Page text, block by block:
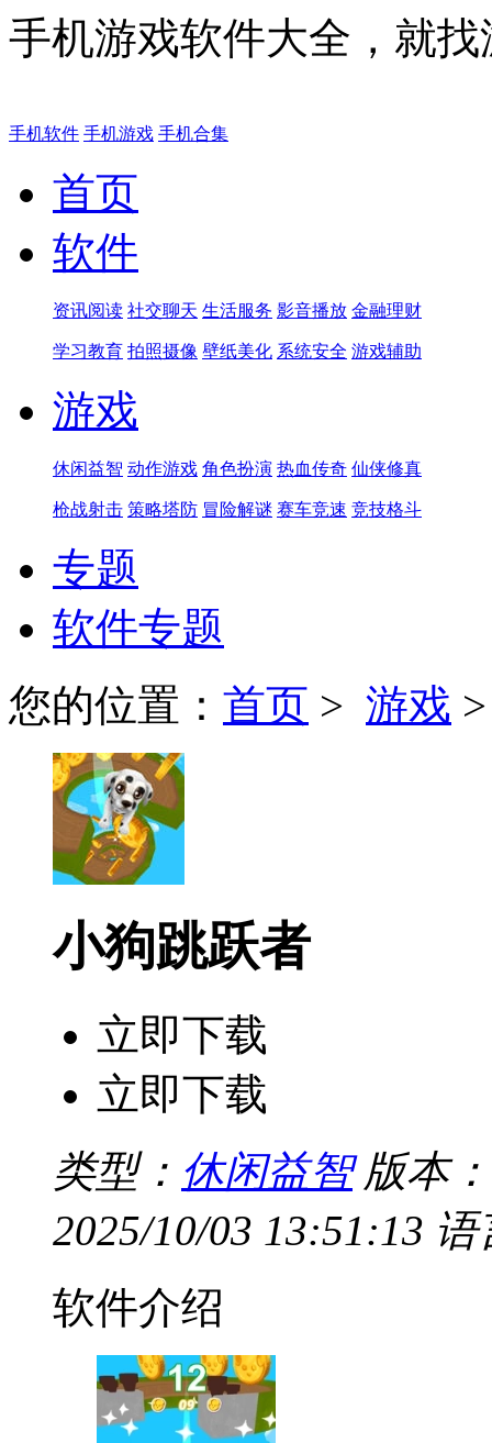
手机游戏软件大全，就
手机软件 手机游戏 手机合集
首页
软件
资讯阅读 社交聊天 生活服务 影音播放 金融理财
学习教育 拍照摄像 壁纸美化 系统安全 游戏辅助
游戏
休闲益智 动作游戏 角色扮演 热血传奇 仙侠修真
枪战射击 策略塔防 冒险解谜 赛车竞速 竞技格斗
专题
软件专题
您的位置： 首页 > 游戏
小狗跳跃者
立即下载
立即下载
类型： 休闲益智 版本：
2025/10/03 13:51:13 语
软件介绍